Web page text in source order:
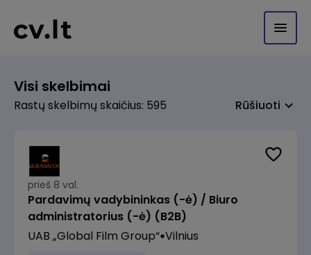
Visi skelbimai
Rastų skelbimų skaičius: 595 Rūšiuoti
prieš 8 val.
Pardavimų vadybininkas (-ė) / Biuro
administratorius (-ė) (B2B)
UAB „Global Film Group“ Vilnius